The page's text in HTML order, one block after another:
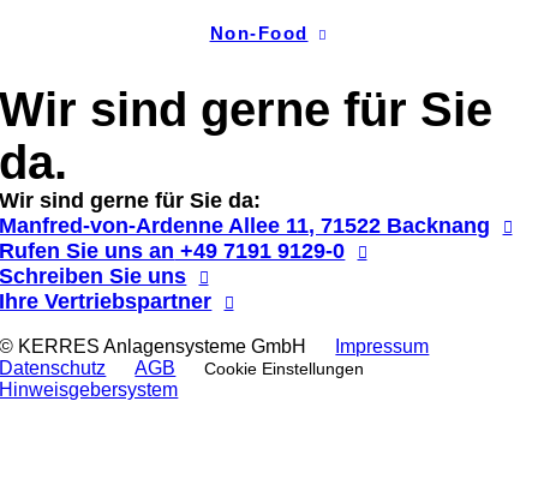
Non-Food
Wir sind gerne für Sie
da.
Wir sind gerne für Sie da:
Manfred-von-Ardenne Allee 11, 71522 Backnang
Rufen Sie uns an +49 7191 9129-0
Schreiben Sie uns
Ihre Vertriebspartner
© KERRES Anlagensysteme GmbH
Impressum
Datenschutz
AGB Cookie Einstellungen
Hinweis­gebersystem